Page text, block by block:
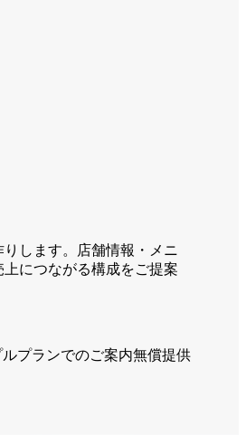
します。店舗情報・メニ
につながる構成をご提案
プランでのご案内無償提供